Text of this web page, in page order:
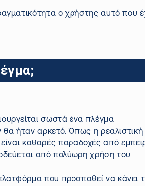
ο χρήστης αυτό που
σωστά ένα πλέγμα
θα ήταν αρκετό. Όπως η ρεαλιστική
καθαρές παραδοχές από
από πολύωρη χρήση του
που προσπαθεί να κάνει